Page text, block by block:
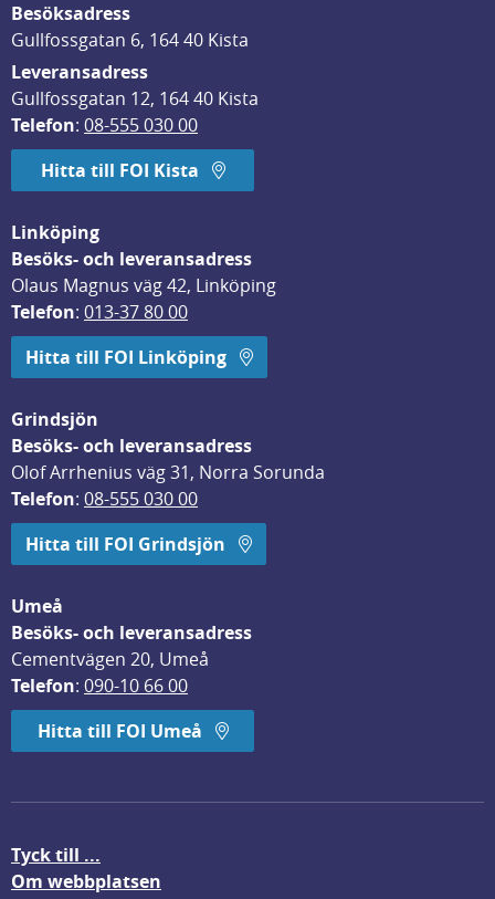
Besöksadress
Gullfossgatan 6, 164 40 Kista
Leveransadress
Gullfossgatan 12, 164 40 Kista
Telefon: 08-555 030 00
Hitta till FOI Kista
Linköping
Besöks- och leveransadress
Olaus Magnus väg 42, Linköping
Telefon: 013-37 80 00
Hitta till FOI Linköping
Grindsjön
Besöks- och leveransadress
Olof Arrhenius väg 31, Norra Sorunda
Telefon: 08-555 030 00
Hitta till FOI Grindsjön
Umeå
Besöks- och leveransadress
Cementvägen 20, Umeå
Telefon: 090-10 66 00
Hitta till FOI Umeå
Tyck till ...
Om webbplatsen